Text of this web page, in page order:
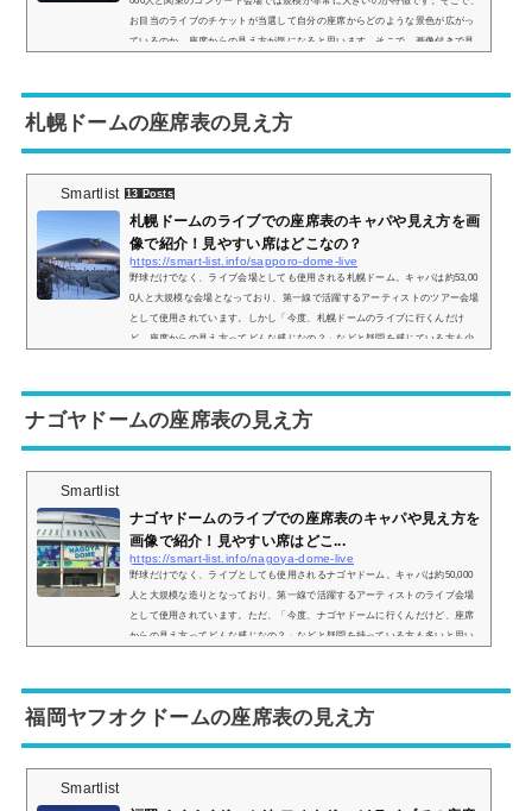
お目当のライブのチケットが当選して自分の座席からどのような景色が広がっ
ているのか、座席からの見え方が気になると思います。そこで、画像付きで見
札幌ドームの座席表の見え方
Smartlist 13 Posts
札幌ドームのライブでの座席表のキャパや見え方を画
像で紹介！見やすい席はどこなの？
https://smart-list.info/sapporo-dome-live
野球だけでなく、ライブ会場としても使用される札幌ドーム。キャパは約53,00
0人と大規模な会場となっており、第一線で活躍するアーティストのツアー会場
として使用されています。しかし「今度、札幌ドームのライブに行くんだけ
ど、座席からの見え方ってどんな感じなの？」などと疑問を感じている方も少
ドームのライブ時の座席表とキャパは？札幌ドームのライブ時の座席表の画像
は以下...
ナゴヤドームの座席表の見え方
Smartlist
ナゴヤドームのライブでの座席表のキャパや見え方を
画像で紹介！見やすい席はどこ...
https://smart-list.info/nagoya-dome-live
野球だけでなく、ライブとしても使用されるナゴヤドーム。キャパは約50,000
人と大規模な造りとなっており、第一線で活躍するアーティストのライブ会場
として使用されています。ただ、「今度、ナゴヤドームに行くんだけど、座席
からの見え方ってどんな感じなの？」などと疑問を持っている方も多いと思い
イブの時の座席表とキャパは？ナゴヤドームのライブ時の座席表の画像は以下
の通り...
福岡ヤフオクドームの座席表の見え方
Smartlist